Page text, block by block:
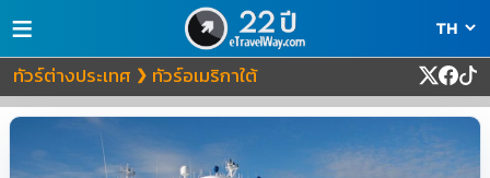
≡
ทัวร์ต่างประเทศ ❯ ทัวร์อเมริกาใต้